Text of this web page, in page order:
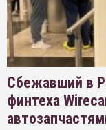
Сбежавший в
финтеха